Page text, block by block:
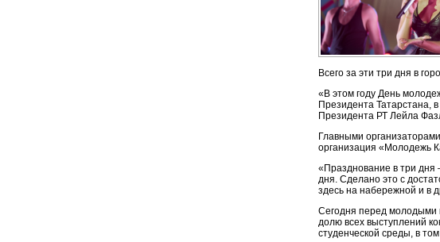
Всего за эти три дня в
«В этом году День
Президента Татарстана,
Президента РТ Лейла
Главными
организация «Молодежь
«Празднование в три дня
дня. Сделано это с
здесь на набережной и в
Сегодня перед молодыми
долю всех выступлений
студенческой среды, в